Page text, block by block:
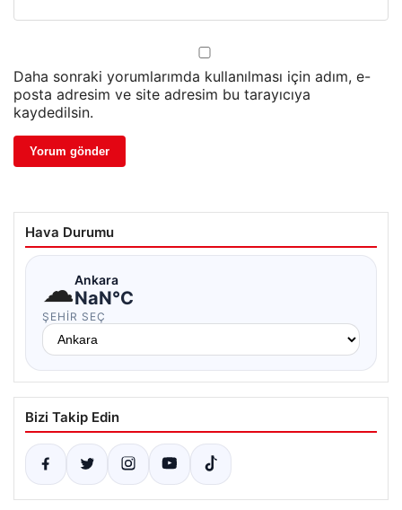
Daha sonraki yorumlarımda kullanılması için adım, e-
posta adresim ve site adresim bu tarayıcıya
kaydedilsin.
Hava Durumu
☁Ankara
NaN°C
ŞEHIR SEÇ
Bizi Takip Edin